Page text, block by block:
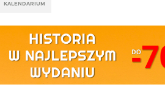
KALENDARIUM